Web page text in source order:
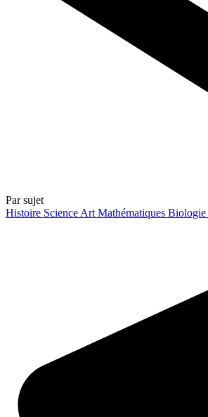
Par sujet
Histoire Science Art Mathématiques Biologie